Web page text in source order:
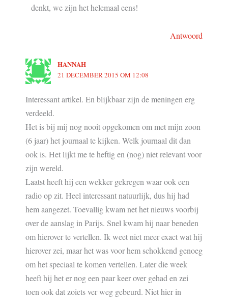
denkt, we zijn het helemaal eens!
Antwoord
HANNAH
21 DECEMBER 2015 OM 12:08
Interessant artikel. En blijkbaar zijn de meningen erg
verdeeld.
Het is bij mij nog nooit opgekomen om met mijn zoon
(6 jaar) het journaal te kijken. Welk journaal dit dan
ook is. Het lijkt me te heftig en (nog) niet relevant voor
zijn wereld.
Laatst heeft hij een wekker gekregen waar ook een
radio op zit. Heel interessant natuurlijk, dus hij had
hem aangezet. Toevallig kwam net het nieuws voorbij
over de aanslag in Parijs. Snel kwam hij naar beneden
om hierover te vertellen. Ik weet niet meer exact wat hij
hierover zei, maar het was voor hem schokkend genoeg
om het speciaal te komen vertellen. Later die week
heeft hij het er nog een paar keer over gehad en zei
toen ook dat zoiets ver weg gebeurd. Niet hier in